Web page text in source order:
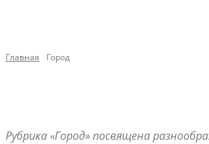
Главная Город
Рубрика «Город» посвящена